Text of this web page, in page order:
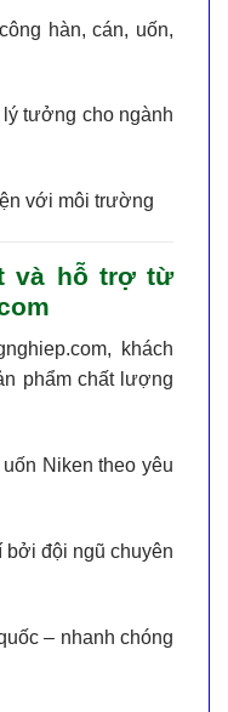
hàn, cán, uốn,
lý tưởng cho ngành
với môi trường
và hỗ trợ từ
, khách
phẩm chất lượng
Niken theo yêu
bởi đội ngũ chuyên
– nhanh chóng